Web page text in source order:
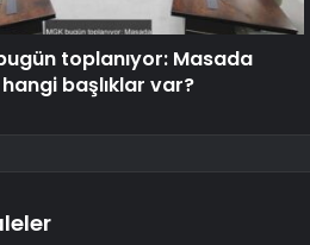
toplanıyor: Masada
hangi başlıklar var?